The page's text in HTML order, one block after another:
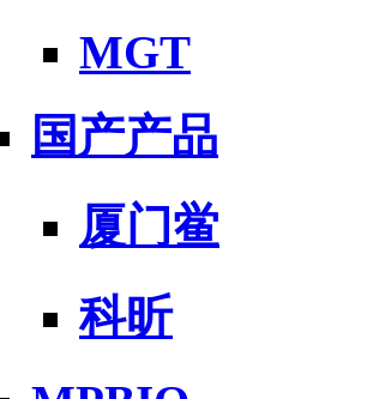
MGT
国产产品
厦门鲎
科昕